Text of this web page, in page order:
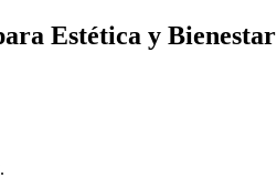
Estética y Bienestar